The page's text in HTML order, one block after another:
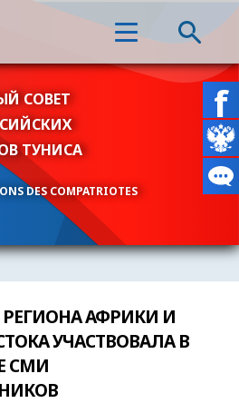
СОВЕТ
ТУНИСА
DES COMPATRIOTES
АФРИКИ И
УЧАСТВОВАЛА В
СМИ